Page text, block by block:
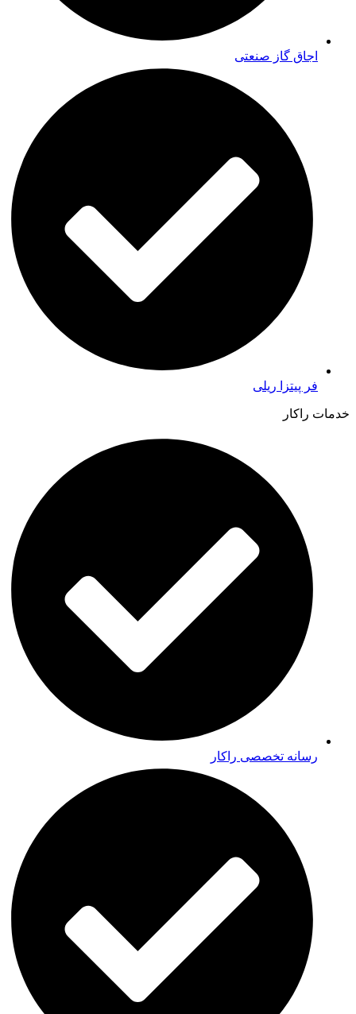
اجاق گاز صنعتی
فر پیتزا ریلی
خدمات راکار
رسانه تخصصی راکار